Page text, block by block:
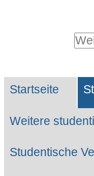
Website
Suche…
Sektionen
Startseite
Weitere
Studentische